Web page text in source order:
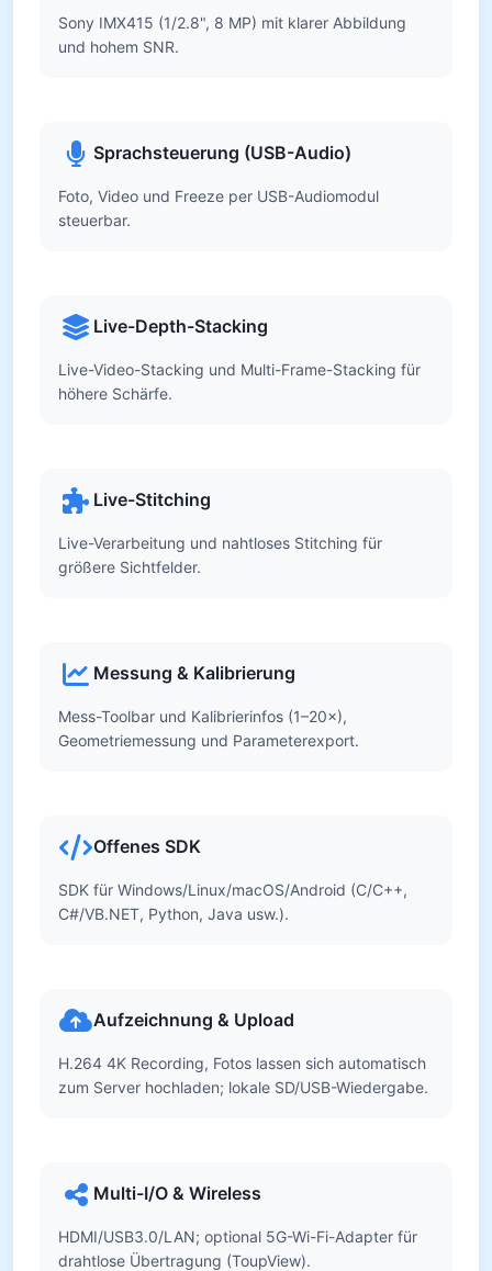
Sony IMX415 (1/2.8", 8 MP) mit klarer Abbildung
und hohem SNR.
Sprachsteuerung (USB-Audio)
Foto, Video und Freeze per USB-Audiomodul
steuerbar.
Live-Depth-Stacking
Live-Video-Stacking und Multi-Frame-Stacking für
höhere Schärfe.
Live-Stitching
Live-Verarbeitung und nahtloses Stitching für
größere Sichtfelder.
Messung & Kalibrierung
Mess-Toolbar und Kalibrierinfos (1–20×),
Geometriemessung und Parameterexport.
Offenes SDK
SDK für Windows/Linux/macOS/Android (C/C++,
C#/VB.NET, Python, Java usw.).
Aufzeichnung & Upload
H.264 4K Recording, Fotos lassen sich automatisch
zum Server hochladen; lokale SD/USB-Wiedergabe.
Multi-I/O & Wireless
HDMI/USB3.0/LAN; optional 5G-Wi-Fi-Adapter für
drahtlose Übertragung (ToupView).